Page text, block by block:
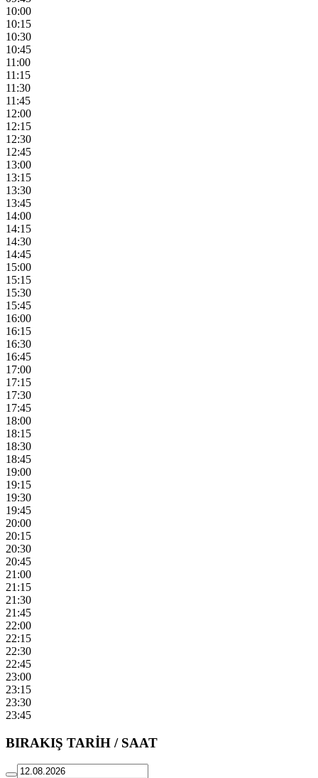
10:00
10:15
10:30
10:45
11:00
11:15
11:30
11:45
12:00
12:15
12:30
12:45
13:00
13:15
13:30
13:45
14:00
14:15
14:30
14:45
15:00
15:15
15:30
15:45
16:00
16:15
16:30
16:45
17:00
17:15
17:30
17:45
18:00
18:15
18:30
18:45
19:00
19:15
19:30
19:45
20:00
20:15
20:30
20:45
21:00
21:15
21:30
21:45
22:00
22:15
22:30
22:45
23:00
23:15
23:30
23:45
BIRAKIŞ TARİH / SAAT